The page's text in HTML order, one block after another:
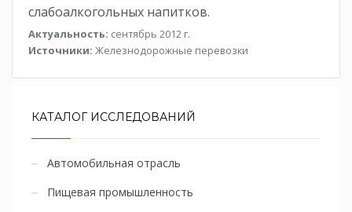
слабоалкогольных напитков.
Актуальность: сентябрь 2012 г.
Источники: Железнодорожные перевозки
КАТАЛОГ ИССЛЕДОВАНИЙ
Автомобильная отрасль
Пищевая промышленность